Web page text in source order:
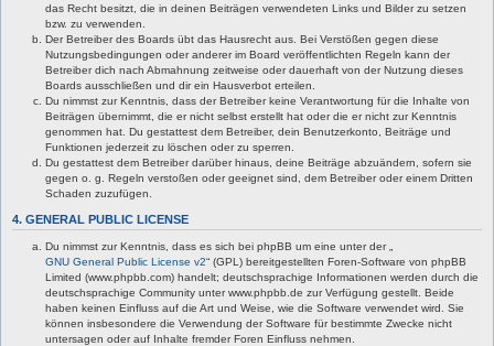
das Recht besitzt, die in deinen Beiträgen verwendeten Links und Bilder zu setzen
bzw. zu verwenden.
Der Betreiber des Boards übt das Hausrecht aus. Bei Verstößen gegen diese
Nutzungsbedingungen oder anderer im Board veröffentlichten Regeln kann der
Betreiber dich nach Abmahnung zeitweise oder dauerhaft von der Nutzung dieses
Boards ausschließen und dir ein Hausverbot erteilen.
Du nimmst zur Kenntnis, dass der Betreiber keine Verantwortung für die Inhalte von
Beiträgen übernimmt, die er nicht selbst erstellt hat oder die er nicht zur Kenntnis
genommen hat. Du gestattest dem Betreiber, dein Benutzerkonto, Beiträge und
Funktionen jederzeit zu löschen oder zu sperren.
Du gestattest dem Betreiber darüber hinaus, deine Beiträge abzuändern, sofern sie
gegen o. g. Regeln verstoßen oder geeignet sind, dem Betreiber oder einem Dritten
Schaden zuzufügen.
4. GENERAL PUBLIC LICENSE
Du nimmst zur Kenntnis, dass es sich bei phpBB um eine unter der „
GNU General Public License v2“ (GPL) bereitgestellten Foren-Software von phpBB
Limited (www.phpbb.com) handelt; deutschsprachige Informationen werden durch die
deutschsprachige Community unter www.phpbb.de zur Verfügung gestellt. Beide
haben keinen Einfluss auf die Art und Weise, wie die Software verwendet wird. Sie
können insbesondere die Verwendung der Software für bestimmte Zwecke nicht
untersagen oder auf Inhalte fremder Foren Einfluss nehmen.